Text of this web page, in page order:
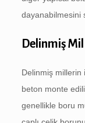
dayanabilmesini
Delinmiş
Delinmiş millerin
beton monte
genellikle boru